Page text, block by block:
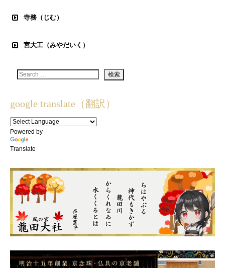
寺務（じむ）
宮大工（みやだいく）
google translate（翻訳）
Powered by
Translate